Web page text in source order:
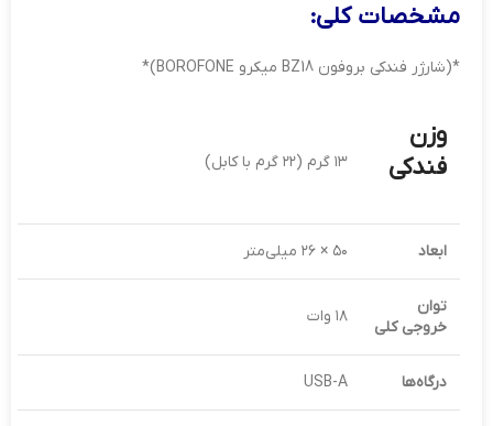
مشخصات کلی:
*(شارژر فندکی بروفون BZ18 میکرو BOROFONE)*
وزن
فندکی
۱۳ گرم (۲۲ گرم با کابل)
ابعاد ۵۰ × ۲۶ میلی‌متر
توان
خروجی کلی
۱۸ وات
درگاه‌ها USB-A